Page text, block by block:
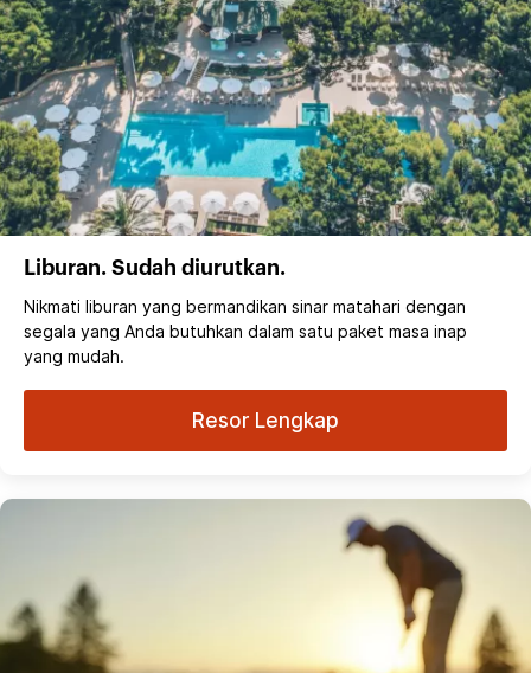
Liburan. Sudah diurutkan.
Nikmati liburan yang bermandikan sinar matahari dengan
segala yang Anda butuhkan dalam satu paket masa inap
yang mudah.
Resor Lengkap